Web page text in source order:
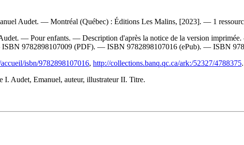
Audet. — Montréal (Québec) : Éditions Les Malins, [2023]. — 1
— Pour enfants. — Description d'après la notice de la version
ISBN 9782898107009 (PDF). — ISBN 9782898107016 (ePub). — ISBN
isbn/9782898107016, http://collections.banq.qc.ca/ark:/52327/4788375.
I. Audet, Emanuel, auteur, illustrateur II. Titre.